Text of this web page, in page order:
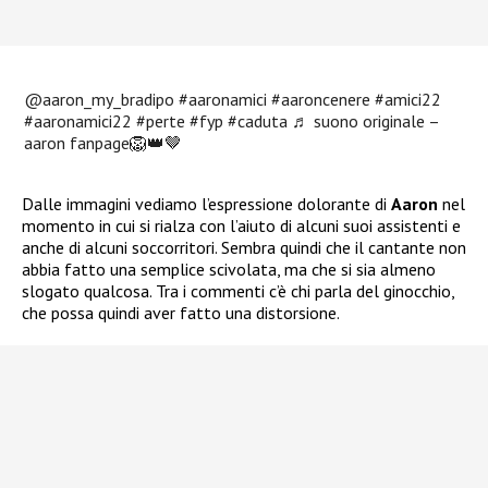
@aaron_my_bradipo #aaronamici #aaroncenere #amici22
#aaronamici22 #perte #fyp #caduta ♬ suono originale –
aaron fanpage🦁👑🤎
Dalle immagini vediamo l’espressione dolorante di Aaron nel
momento in cui si rialza con l’aiuto di alcuni suoi assistenti e
anche di alcuni soccorritori. Sembra quindi che il cantante non
abbia fatto una semplice scivolata, ma che si sia almeno
slogato qualcosa. Tra i commenti c’è chi parla del ginocchio,
che possa quindi aver fatto una distorsione.